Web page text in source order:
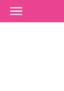
Ir al contenido